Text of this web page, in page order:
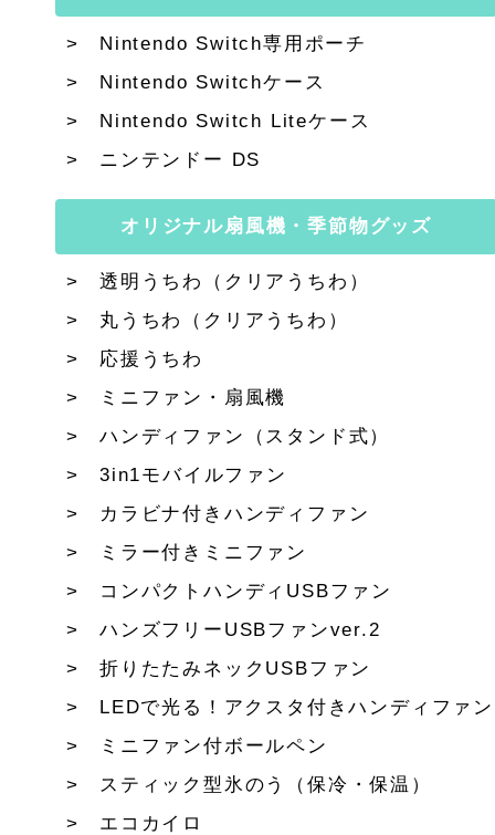
Nintendo Switch専用ポーチ
Nintendo Switchケース
Nintendo Switch Liteケース
ニンテンドー DS
オリジナル扇風機・季節物グッズ
透明うちわ（クリアうちわ）
丸うちわ（クリアうちわ）
応援うちわ
ミニファン・扇風機
ハンディファン（スタンド式）
3in1モバイルファン
カラビナ付きハンディファン
ミラー付きミニファン
コンパクトハンディUSBファン
ハンズフリーUSBファンver.2
折りたたみネックUSBファン
LEDで光る！アクスタ付きハンディファン
ミニファン付ボールペン
スティック型氷のう（保冷・保温）
エコカイロ